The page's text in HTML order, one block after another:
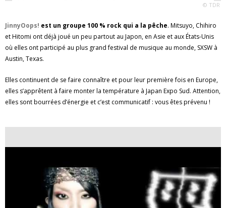
© TDR
JinnyOops! est un groupe 100 % rock qui a la pêche. Mitsuyo, Chihiro
et Hitomi ont déjà joué un peu partout au Japon, en Asie et aux États-Unis
où elles ont participé au plus grand festival de musique au monde, SXSW à
Austin, Texas.
Elles continuent de se faire connaître et pour leur première fois en Europe,
elles s’apprêtent à faire monter la température à Japan Expo Sud. Attention,
elles sont bourrées d’énergie et c’est communicatif : vous êtes prévenu !